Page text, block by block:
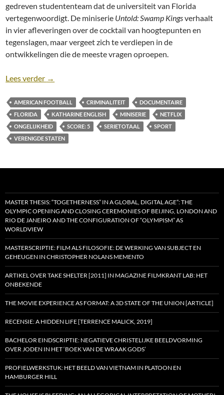
gedreven studententeam dat de universiteit van Florida
vertegenwoordigt. De miniserie Untold: Swamp Kingsverhaalt
in vier afleveringen over de cocktail van hoogtepunten en
tegenslagen, maar vergeet zich te verdiepen in de
ontwikkelingen die de meeste vragen oproepen.
Lees verder Recensie: Untold: Swamp Kings [miniserie; Netflix,
→
AMERICAN FOOTBALL CRIMINALITEIT
DOCUMENTAIRE
FLORIDA
KATHARINE ENGLISH MINISERIE
NETFLIX
ONGELIJKHEID
SCORE: 5 SERIETOTAAL
SPORT
VERENIGDE STATEN
MASTER THESIS: “TOGETHERNESS” IN A GLOBAL, DIGITAL AGE”: THE
OLYMPIC OPENING AND CLOSING CEREMONIES OF BEIJING, LONDON AND
RIO DE JANEIRO AND THE CONFIGURATION OF “OLYMPISM” AS
WORLDVIEW
MASTERSCRIPTIE: FILM ALS FILOSOFIE: DE WERKING VAN SUBJECT EN
GEHEUGEN IN CHRISTOPHER NOLANS MEMENTO
ARTIKEL OVER TAKE SHELTER [2011] IN MAGAZINE FILMKRANT LAB: HET
ONBEKENDE
THE MOVIE EXPERIENCE AS FORMAT: A 3D STATE OF THE UNION [ARTICLE]
RECENSIE: A HIDDEN LIFE [TERRENCE MALICK, 2019]
BACHELOR EINDSCRIPTIE: NEGATIEVE CHRISTELIJKE BEELDVORMING
OVER JODEN IN HET ‘BOEK VAN DE WRAAK GODS’
PROFIELWERKSTUK: HET BEELD VAN VIETNAM IN PLATOON EN
HAMBURGER HILL